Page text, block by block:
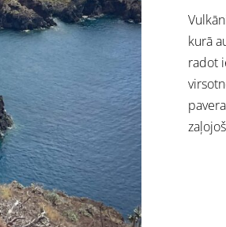
kurā
radot